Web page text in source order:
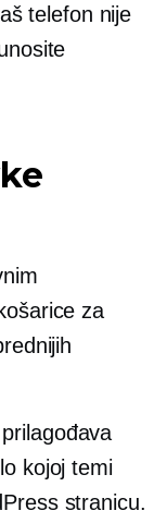
telefon nije
za
kojoj temi
stranicu.